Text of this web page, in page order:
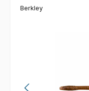
Berkley